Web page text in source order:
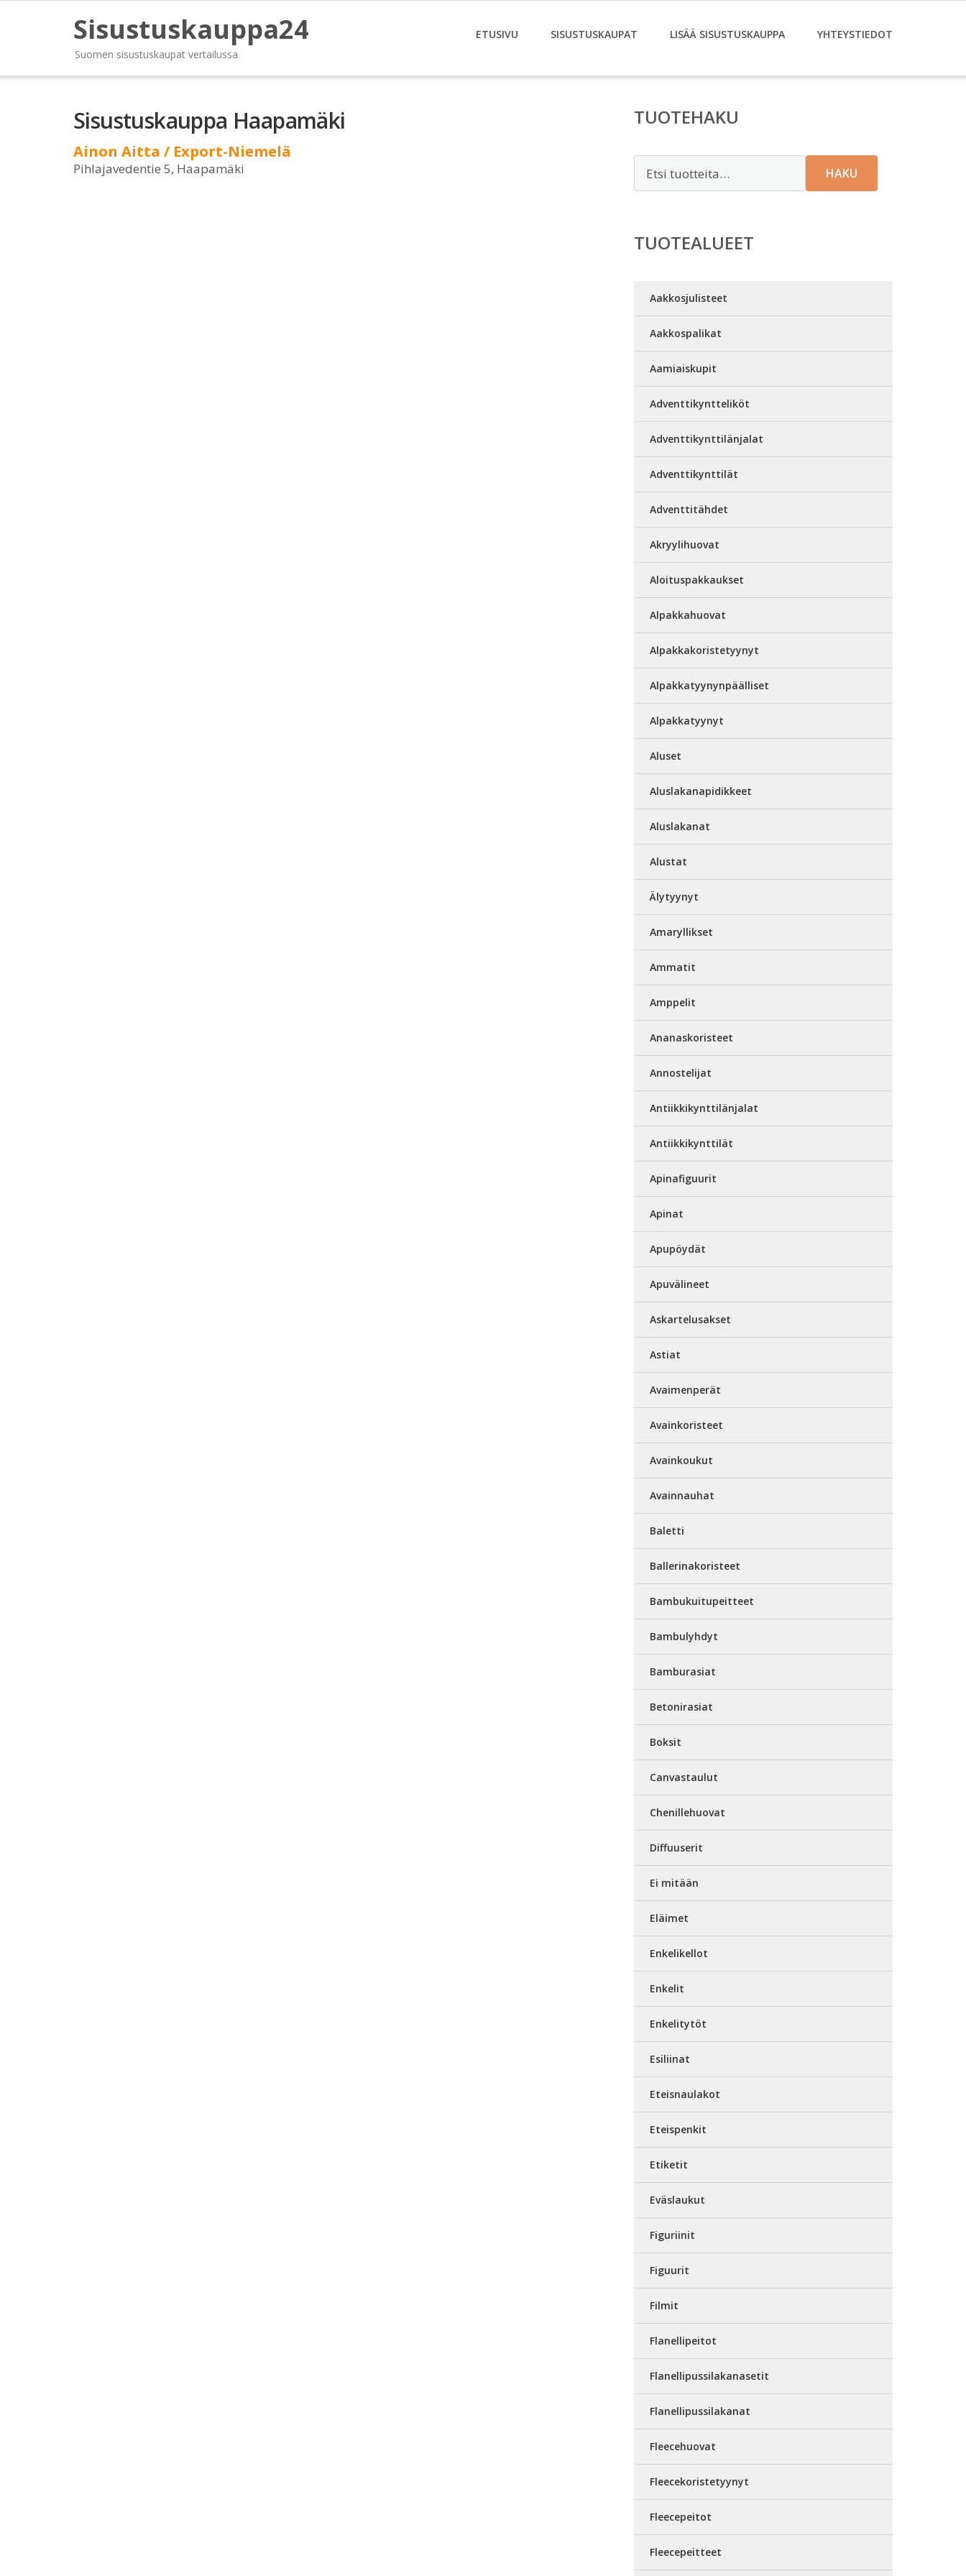
Sisustuskauppa24
Suomen sisustuskaupat vertailussa
ETUSIVU SISUSTUSKAUPAT LISÄÄ SISUSTUSKAUPPA YHTEYSTIEDOT
Sisustuskauppa Haapamäki
Ainon Aitta / Export-Niemelä
Pihlajavedentie 5, Haapamäki
TUOTEHAKU
HAKU
TUOTEALUEET
Aakkosjulisteet
Aakkospalikat
Aamiaiskupit
Adventtikyntteliköt
Adventtikynttilänjalat
Adventtikynttilät
Adventtitähdet
Akryylihuovat
Aloituspakkaukset
Alpakkahuovat
Alpakkakoristetyynyt
Alpakkatyynynpäälliset
Alpakkatyynyt
Aluset
Aluslakanapidikkeet
Aluslakanat
Alustat
Älytyynyt
Amaryllikset
Ammatit
Amppelit
Ananaskoristeet
Annostelijat
Antiikkikynttilänjalat
Antiikkikynttilät
Apinafiguurit
Apinat
Apupöydät
Apuvälineet
Askartelusakset
Astiat
Avaimenperät
Avainkoristeet
Avainkoukut
Avainnauhat
Baletti
Ballerinakoristeet
Bambukuitupeitteet
Bambulyhdyt
Bamburasiat
Betonirasiat
Boksit
Canvastaulut
Chenillehuovat
Diffuuserit
Ei mitään
Eläimet
Enkelikellot
Enkelit
Enkelitytöt
Esiliinat
Eteisnaulakot
Eteispenkit
Etiketit
Eväslaukut
Figuriinit
Figuurit
Filmit
Flanellipeitot
Flanellipussilakanasetit
Flanellipussilakanat
Fleecehuovat
Fleecekoristetyynyt
Fleecepeitot
Fleecepeitteet